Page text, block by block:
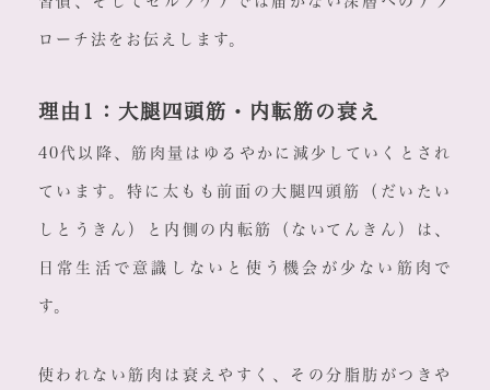
ローチ法をお伝えします。
理由1：大腿四頭筋・内転筋の衰え
40代以降、筋肉量はゆるやかに減少していくとされ
ています。特に太もも前面の大腿四頭筋（だいたい
しとうきん）と内側の内転筋（ないてんきん）は、
日常生活で意識しないと使う機会が少ない筋肉で
す。
使われない筋肉は衰えやすく、その分脂肪がつきや